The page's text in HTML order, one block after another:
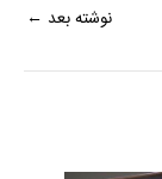
نوشته بعد ←